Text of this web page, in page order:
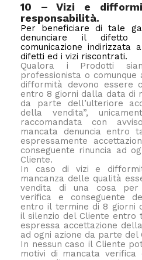
10 – Vizi e
responsabilità.
Per beneficiare di tale
denunciare il difetto
comunicazione indirizzata
difetti ed i vizi riscontrati.
Qualora i Prodotti
professionista o
difformità devono essere
entro 8 giorni dalla data di
da parte dell’ulteriore
della vendita”,
raccomandata con
mancata denuncia entro
espressamente
conseguente rinuncia ad
Cliente.
In caso di vizi e
mancanza delle qualità
vendita di una cosa per
verifica e conseguente
entro il termine di 8 giorni
il silenzio del Cliente entro
espressa accettazione
ad ogni azione da parte del
In nessun caso il Cliente
motivi di mancata verifica